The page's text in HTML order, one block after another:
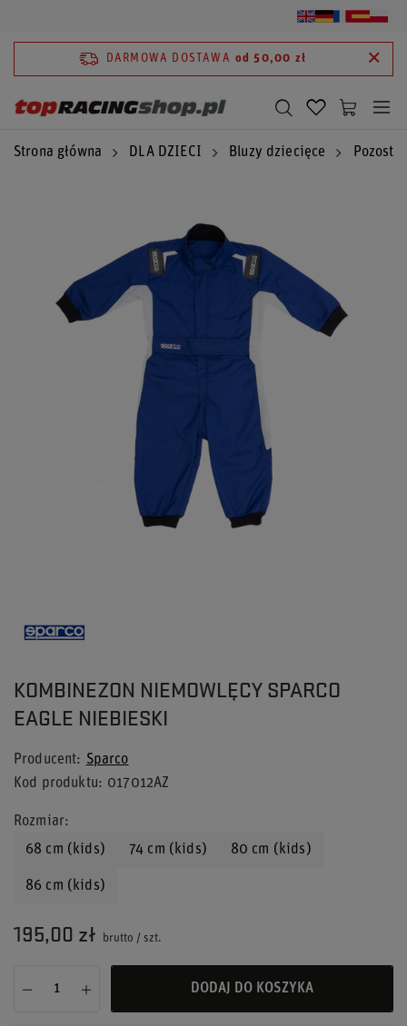
DARMOWA DOSTAWA od 50,00 zł
Strona główna DLA DZIECI Bluzy dziecięce
KOMBINEZON NIEMOWLĘCY SPARCO
EAGLE NIEBIESKI
Producent
Sparco
Kod produktu
017012AZ
Rozmiar
68 cm (kids)
74 cm (kids) 80 cm (kids)
86 cm (kids)
195,00 zł brutto / szt.
DODAJ DO KOSZYKA